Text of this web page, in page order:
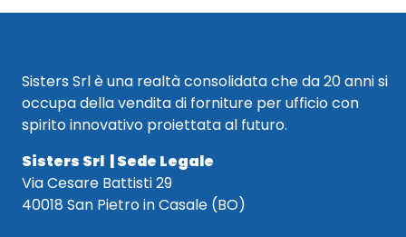
Sisters Srl è una realtà consolidata che da 20 anni si
occupa della vendita di forniture per ufficio con
spirito innovativo proiettata al futuro.
Sisters Srl | Sede Legale
Via Cesare Battisti 29
40018 San Pietro in Casale (BO)